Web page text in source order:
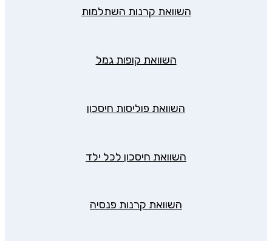
השוואת קרנות השתלמות
השוואת קופות גמל
השוואת פוליסות חיסכון
השוואת חיסכון לכל ילד
השוואת קרנות פנסיה